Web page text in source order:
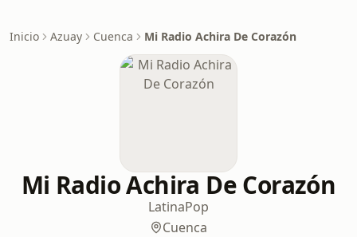
Inicio Azuay Cuenca Mi Radio Achira De Corazón
Mi Radio Achira De Corazón
LatinaPop
Cuenca